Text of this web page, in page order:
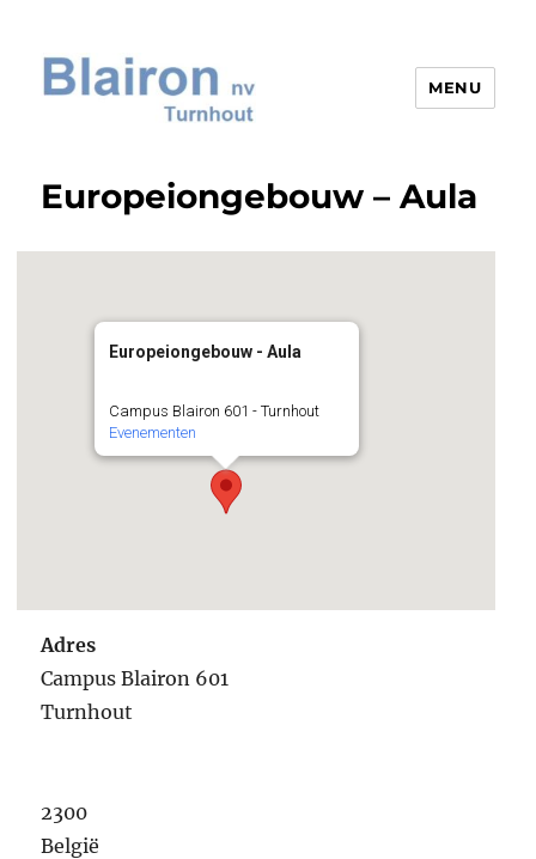
MENU
Europeiongebouw – Aula
Europeiongebouw - Aula
Campus Blairon 601 - Turnhout
Evenementen
Adres
Campus Blairon 601
Turnhout
2300
België